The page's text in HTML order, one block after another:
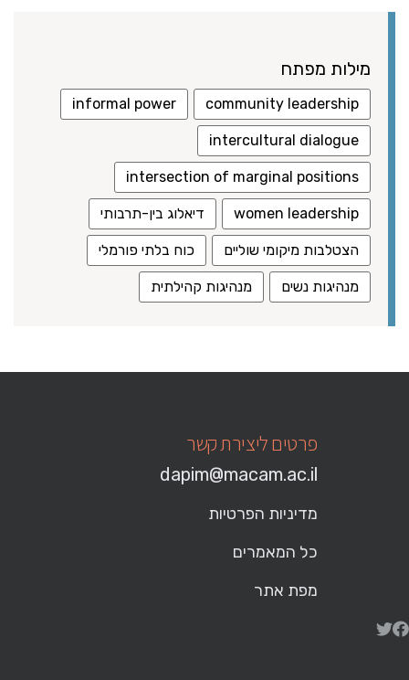
מילות מפתח
community leadership
informal power
intercultural dialogue
intersection of marginal positions
women leadership דיאלוג בין-תרבותי
הצטלבות מיקומי שוליים כוח בלתי פורמלי
מנהיגות נשים מנהיגות קהילתית
פרטים ליצירת קשר
dapim@macam.ac.il
מדיניות הפרטיות
כל המאמרים
מפת אתר